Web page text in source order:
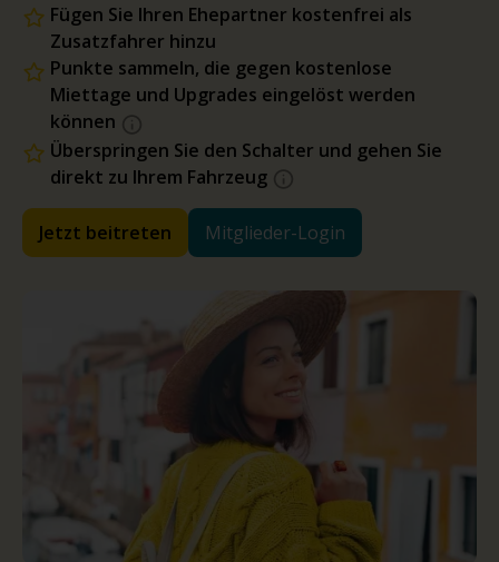
Fügen Sie Ihren Ehepartner kostenfrei als
Zusatzfahrer hinzu
Punkte sammeln, die gegen kostenlose
Miettage und Upgrades eingelöst werden
können
Überspringen Sie den Schalter und gehen Sie
direkt zu Ihrem Fahrzeug
Jetzt beitreten Mitglieder-Login